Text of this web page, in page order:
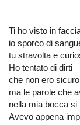
Ti ho visto in
io sporco di
tu stravolta e
Ho tentato di dirti
che non ero
ma le parole che
nella mia bocca
Avevo appena